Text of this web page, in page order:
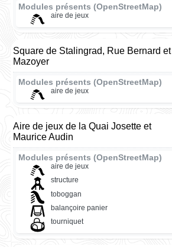
Modules présents (OpenStreetMap)
aire de jeux
Square de Stalingrad, Rue Bernard et
Mazoyer
Modules présents (OpenStreetMap)
aire de jeux
Aire de jeux de la Quai Josette et
Maurice Audin
Modules présents (OpenStreetMap)
aire de jeux
structure
toboggan
balançoire panier
tourniquet